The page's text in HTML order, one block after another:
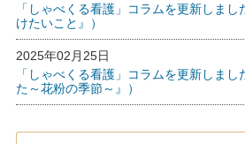
「しゃべくる看護」コラムを更新しま
けたいこと』）
2025年02月25日
「しゃべくる看護」コラムを更新しま
た～花粉の季節～』）